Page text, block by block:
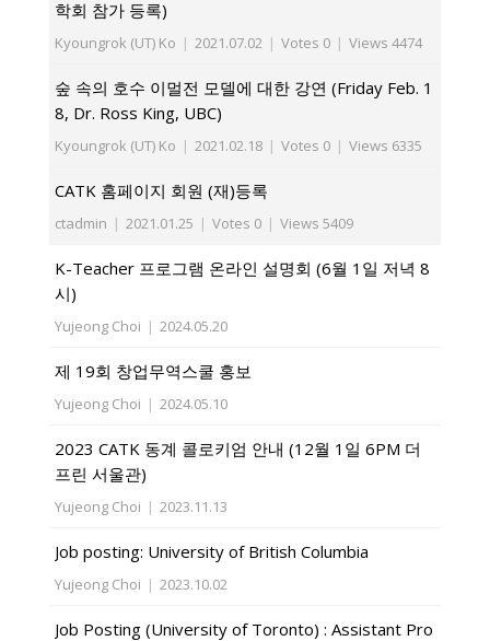
학회 참가 등록)
Kyoungrok (UT) Ko | 2021.07.02 | Votes 0 | Views 4474
숲 속의 호수 이멀전 모델에 대한 강연 (Friday Feb. 1
8, Dr. Ross King, UBC)
Kyoungrok (UT) Ko | 2021.02.18 | Votes 0 | Views 6335
CATK 홈페이지 회원 (재)등록
ctadmin | 2021.01.25 | Votes 0 | Views 5409
K-Teacher 프로그램 온라인 설명회 (6월 1일 저녁 8
시)
Yujeong Choi | 2024.05.20
제 19회 창업무역스쿨 홍보
Yujeong Choi | 2024.05.10
2023 CATK 동계 콜로키엄 안내 (12월 1일 6PM 더
프린 서울관)
Yujeong Choi | 2023.11.13
Job posting: University of British Columbia
Yujeong Choi | 2023.10.02
Job Posting (University of Toronto) : Assistant Pro